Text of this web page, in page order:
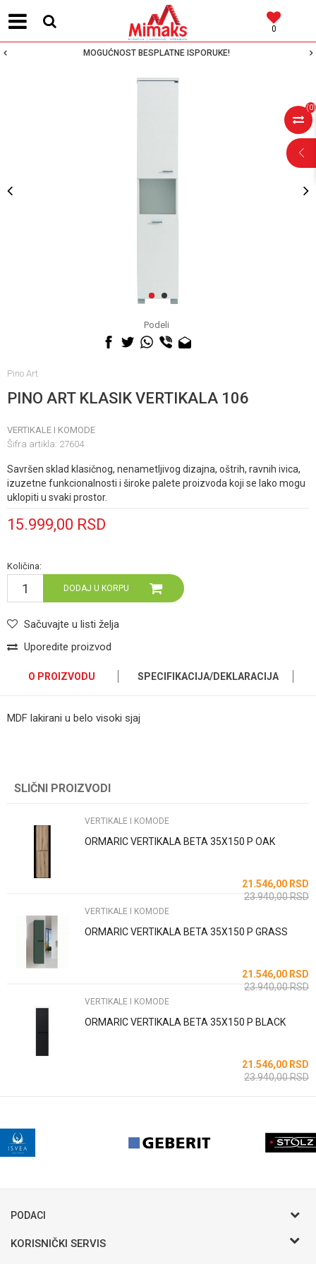
0
MOGUĆNOST BESPLATNE ISPORUKE!
(0)
1 2
Podeli
Pino Art
PINO ART KLASIK VERTIKALA 106
VERTIKALE I KOMODE
Šifra artikla: 27604
Savršen sklad klasičnog, nenametljivog dizajna, oštrih, ravnih ivica,
izuzetne funkcionalnosti i široke palete proizvoda koji se lako mogu
uklopiti u svaki prostor.
15.999,00 RSD
Količina:
DODAJ U KORPU
Sačuvajte u listi želja
Uporedite proizvod
O PROIZVODU SPECIFIKACIJA/DEKLARACIJA
MDF lakirani u belo visoki sjaj
Email
POŠALJI
Dimenzija
Bela
Zemlja proizvodnje Srbija
SLIČNI PROIZVODI
VERTIKALE I KOMODE
ORMARIC VERTIKALA BETA 35X150 P OAK
21.546,00 RSD
23.940,00RSD
VERTIKALE I KOMODE
ORMARIC VERTIKALA BETA 35X150 P GRASS
21.546,00 RSD
23.940,00RSD
VERTIKALE I KOMODE
ORMARIC VERTIKALA BETA 35X150 P BLACK
21.546,00 RSD
23.940,00RSD
PODACI
KORISNIČKI SERVIS